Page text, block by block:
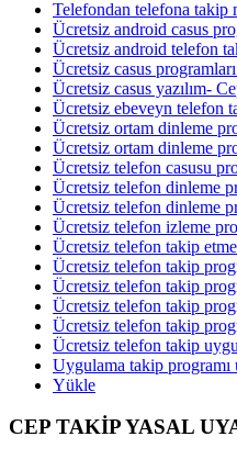
Telefondan telefona takip
Ücretsiz android casus
Ücretsiz android telefon
Ücretsiz casus
Ücretsiz casus yazılım-
Ücretsiz ebeveyn telefon
Ücretsiz ortam dinleme
Ücretsiz ortam dinleme
Ücretsiz telefon casusu
Ücretsiz telefon dinleme
Ücretsiz telefon dinleme
Ücretsiz telefon izleme
Ücretsiz telefon takip
Ücretsiz telefon takip
Ücretsiz telefon takip
Ücretsiz telefon takip
Ücretsiz telefon takip
Ücretsiz telefon takip
Uygulama takip programı
Yükle
CEP TAKİP YASAL